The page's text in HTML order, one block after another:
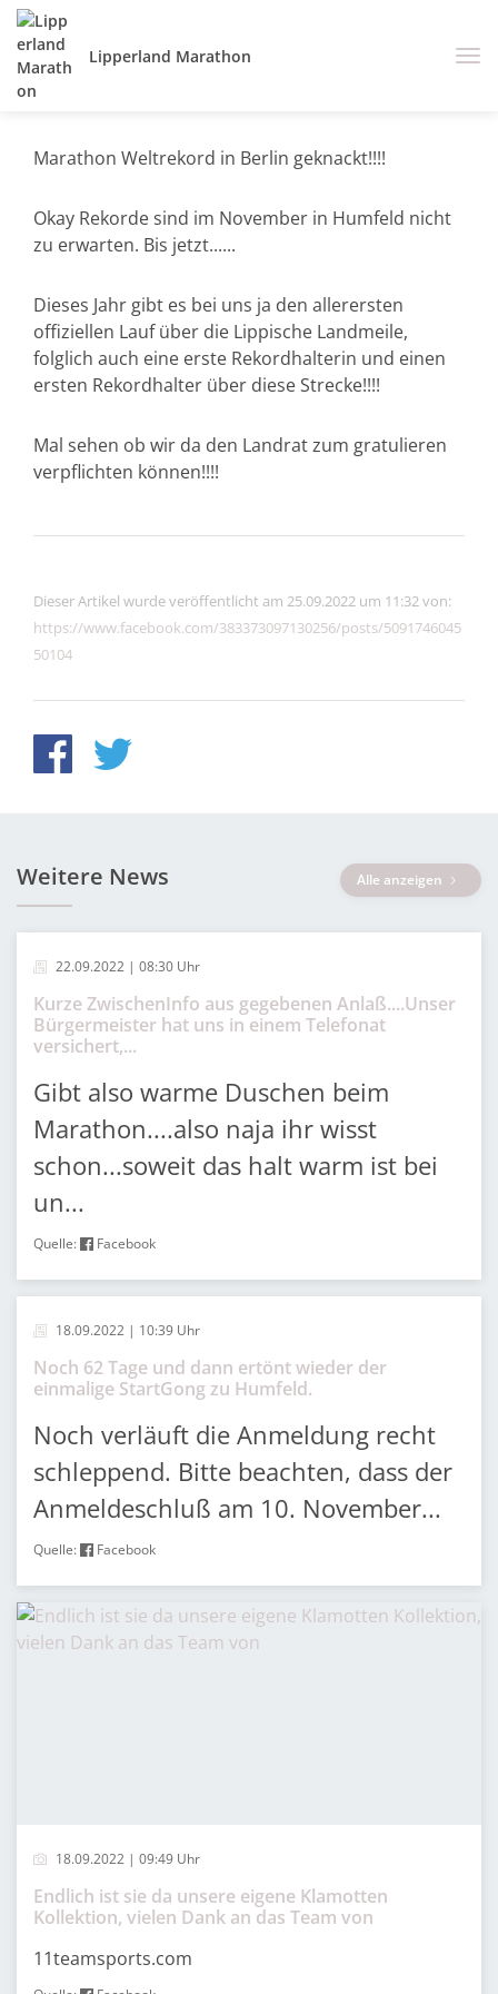
Lipperland Marathon
Marathon Weltrekord in Berlin geknackt!!!!
Okay Rekorde sind im November in Humfeld nicht
zu erwarten. Bis jetzt......
Dieses Jahr gibt es bei uns ja den allerersten
offiziellen Lauf über die Lippische Landmeile,
folglich auch eine erste Rekordhalterin und einen
ersten Rekordhalter über diese Strecke!!!!
Mal sehen ob wir da den Landrat zum gratulieren
verpflichten können!!!!
Dieser Artikel wurde veröffentlicht am 25.09.2022 um 11:32 von:
https://www.facebook.com/383373097130256/posts/5091746045
50104
Weitere News Alle anzeigen
22.09.2022 | 08:30 Uhr
Kurze ZwischenInfo aus gegebenen Anlaß....Unser
Bürgermeister hat uns in einem Telefonat
versichert,...
Gibt also warme Duschen beim
Marathon....also naja ihr wisst
schon...soweit das halt warm ist bei
un...
Quelle: Facebook
18.09.2022 | 10:39 Uhr
Noch 62 Tage und dann ertönt wieder der
einmalige StartGong zu Humfeld.
Noch verläuft die Anmeldung recht
schleppend. Bitte beachten, dass der
Anmeldeschluß am 10. November...
Quelle: Facebook
18.09.2022 | 09:49 Uhr
Endlich ist sie da unsere eigene Klamotten
Kollektion, vielen Dank an das Team von
11teamsports.com